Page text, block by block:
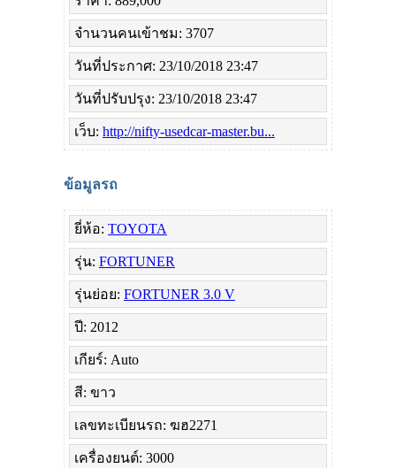
จำนวนคนเข้าชม: 3707
วันที่ประกาศ: 23/10/2018 23:47
วันที่ปรับปรุง: 23/10/2018 23:47
เว็บ: http://nifty-usedcar-master.bu...
ข้อมูลรถ
ยี่ห้อ: TOYOTA
รุ่น: FORTUNER
รุ่นย่อย: FORTUNER 3.0 V
ปี: 2012
เกียร์: Auto
สี: ขาว
เลขทะเบียนรถ: ฆฮ2271
เครื่องยนต์: 3000